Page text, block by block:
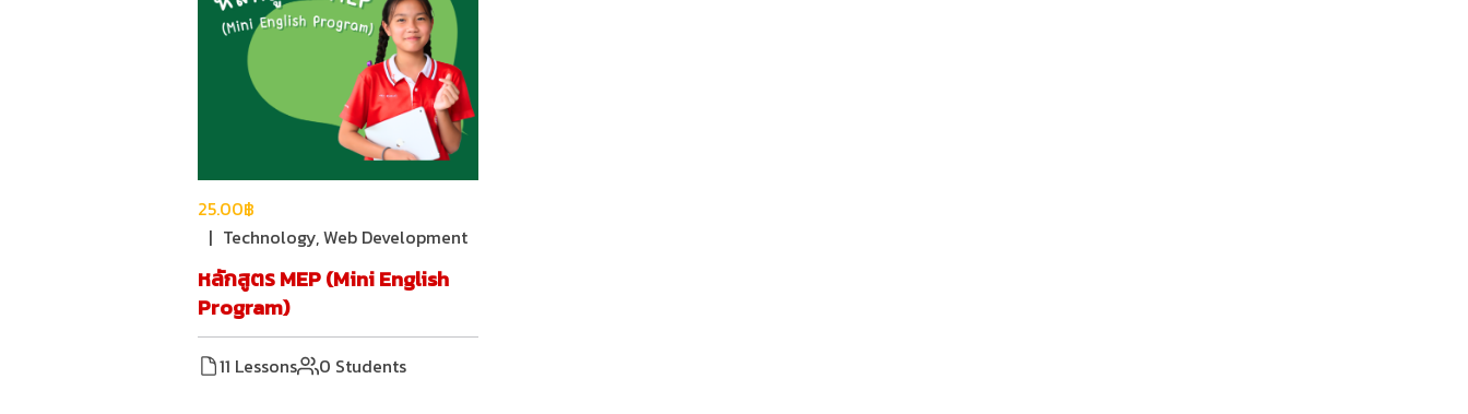
25.00฿
Technology,Web Development
หลักสูตร MEP (Mini English
Program)
11 Lessons 0 Students